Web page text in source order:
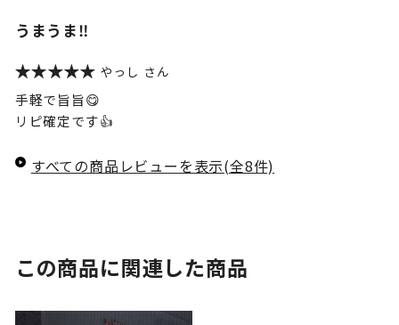
うまうま‼️
やっし
手軽で旨旨😋
リピ確定です👍
すべての商品レビューを表示(全8件)
この商品に関連した商品